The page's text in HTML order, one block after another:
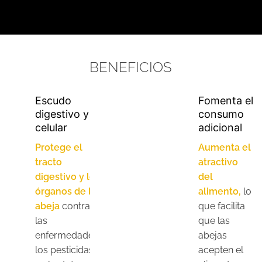
BENEFICIOS
Escudo
digestivo y
celular
Protege el
tracto
digestivo y los
órganos de la
abeja contra
las
enfermedades,
los pesticidas
Fomenta el
consumo
adicional
Aumenta el
atractivo
del
alimento, lo
que facilita
que las
abejas
acepten el